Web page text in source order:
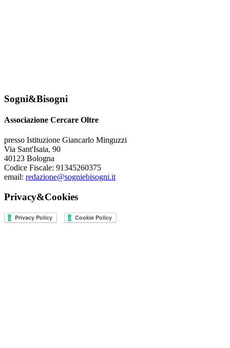
Sogni&Bisogni
Associazione Cercare Oltre
presso Istituzione Giancarlo Minguzzi
Via Sant'Isaia, 90
40123 Bologna
Codice Fiscale: 91345260375
email: redazione@sogniebisogni.it
Privacy&Cookies